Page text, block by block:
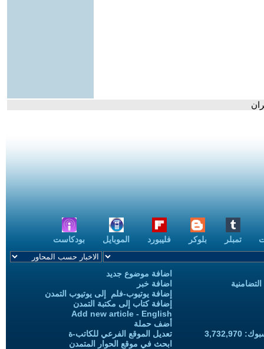
تمبلر بلوكر فليبورد الموبايل بودكاست
اضافة موضوع جديد
اضافة خبر
إضافة يوتيوب-فلم إلى يوتيوب التمدن
إضافة كتاب إلى مكتبة التمدن
Add new article - English
أضف حملة
تعديل الموقع الفرعي للكاتب-ة
ابحث في موقع الحوار المتمدن